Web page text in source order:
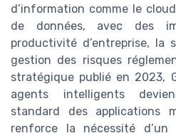
d’information comme le
de données, avec des
productivité d’entreprise,
gestion des risques
stratégique publié en 2023,
agents intelligents
standard des applications
renforce la nécessité d’un